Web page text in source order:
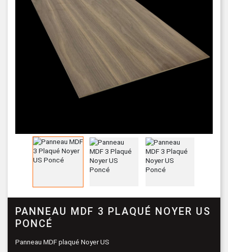
PANNEAU MDF 3 PLAQUÉ NOYER US
PONCÉ
Panneau MDF plaqué Noyer US